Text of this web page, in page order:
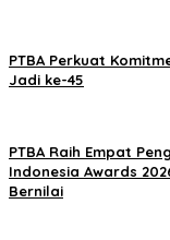
PTBA Perkuat
Jadi ke-45
PTBA Raih Empat
Indonesia Awards
Bernilai